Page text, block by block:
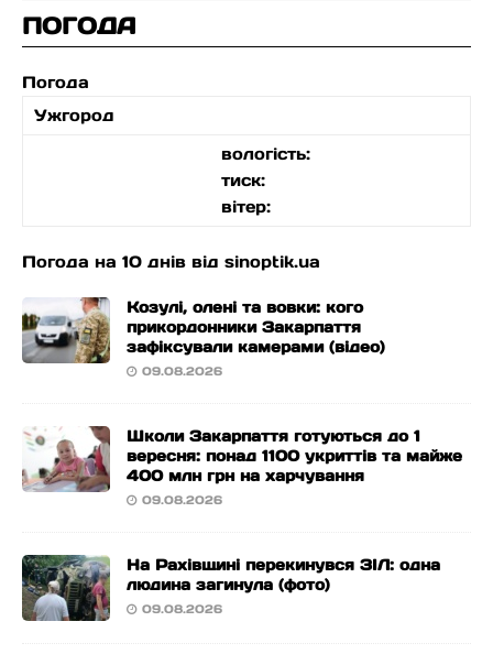
ПОГОДА
Погода
Ужгород
вологість:
тиск:
вітер:
Погода на 10 днів від sinoptik.ua
Козулі, олені та вовки: кого
прикордонники Закарпаття
зафіксували камерами (відео)
09.08.2026
Школи Закарпаття готуються до 1
вересня: понад 1100 укриттів та майже
400 млн грн на харчування
09.08.2026
На Рахівщині перекинувся ЗІЛ: одна
людина загинула (фото)
09.08.2026